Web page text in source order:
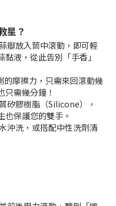
星？
瓣放入筒中滾動，即可輕
液，從此告別「手香」
的摩擦力，只需來回滾動幾
需幾分鐘！
矽膠樹脂（Silicone），
保護您的雙手。
沖洗，或搭配中性洗劑清